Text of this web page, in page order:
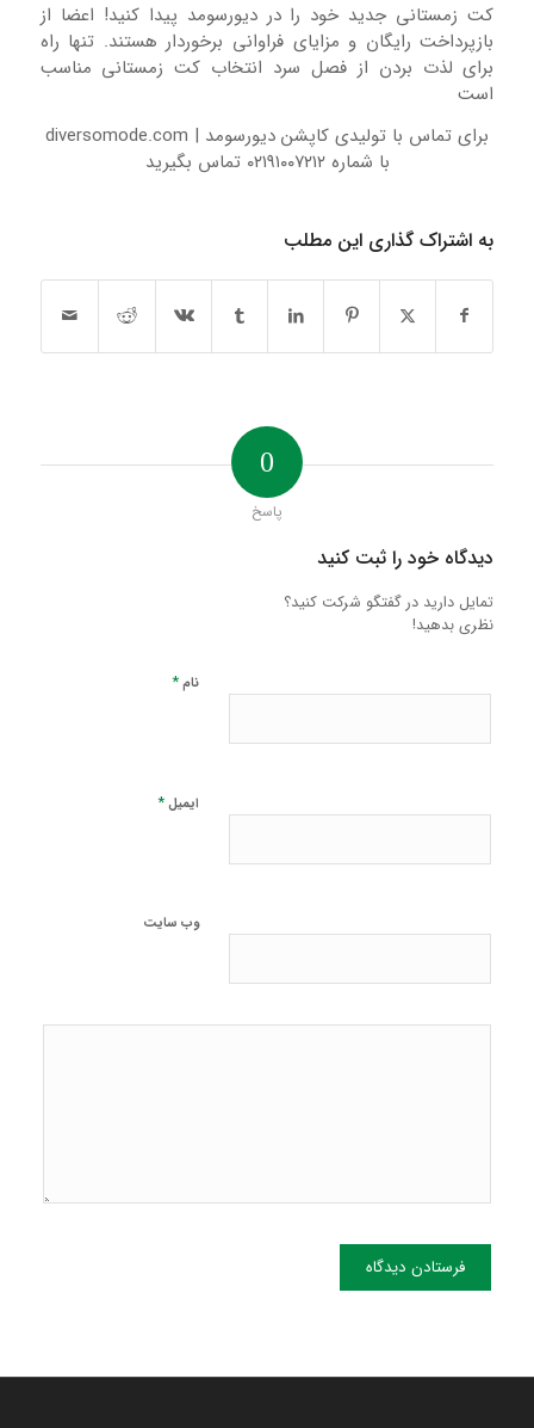
کت زمستانی جدید خود را در دیورسومد پیدا کنید! اعضا از
بازپرداخت رایگان و مزایای فراوانی برخوردار هستند. تنها راه
برای لذت بردن از فصل سرد انتخاب کت زمستانی مناسب
است
برای تماس با تولیدی کاپشن دیورسومد | diversomode.com
با شماره ۰۲۱۹۱۰۰۷۲۱۲ تماس بگیرید
به اشتراک گذاری این مطلب
0
پاسخ
دیدگاه خود را ثبت کنید
تمایل دارید در گفتگو شرکت کنید؟
نظری بدهید!
نام*
ایمیل*
وب‌ سایت